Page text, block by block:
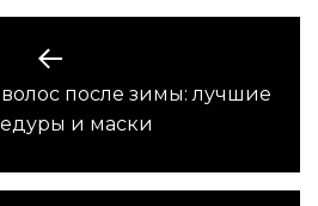
Предыдущая
запись:
после зимы: лучшие
и маски